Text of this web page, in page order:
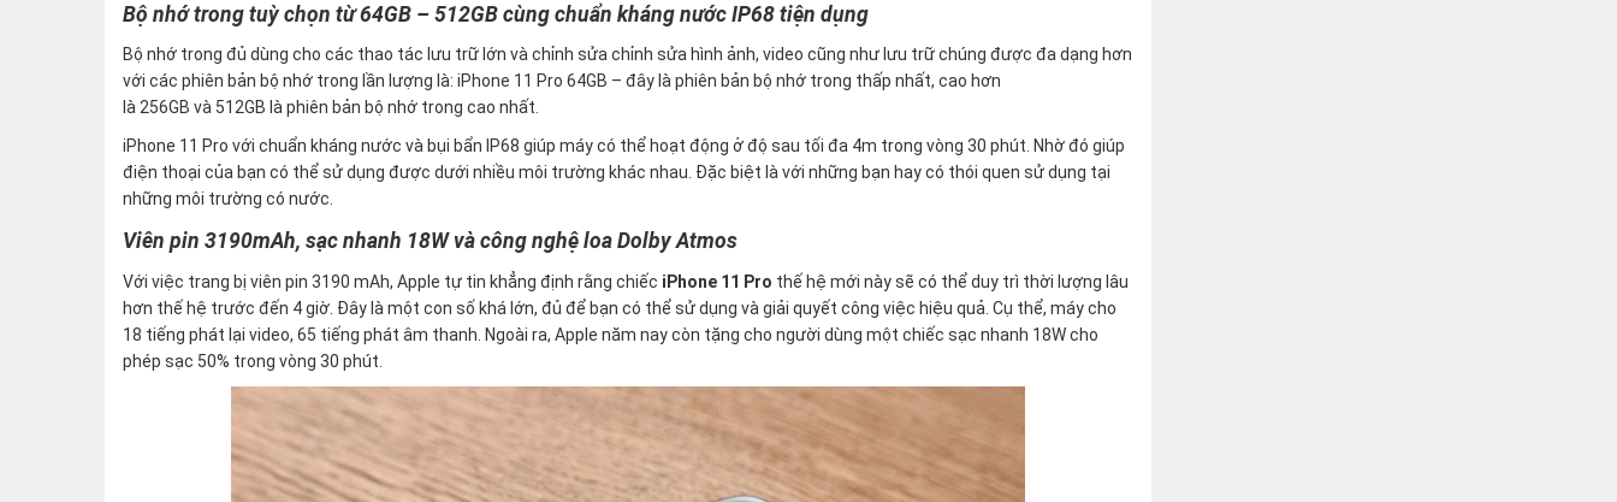
Bộ nhớ trong tuỳ chọn từ 64GB – 512GB cùng chuẩn kháng nước IP68 tiện dụng
Bộ nhớ trong đủ dùng cho các thao tác lưu trữ lớn và chỉnh sửa chỉnh sửa hình ảnh, video cũng như lưu trữ chúng được đa dạng hơn
với các phiên bản bộ nhớ trong lần lượng là: iPhone 11 Pro 64GB – đây là phiên bản bộ nhớ trong thấp nhất, cao hơn
là 256GB và 512GB là phiên bản bộ nhớ trong cao nhất.
iPhone 11 Pro với chuẩn kháng nước và bụi bẩn IP68 giúp máy có thể hoạt động ở độ sau tối đa 4m trong vòng 30 phút. Nhờ đó giúp
điện thoại của bạn có thể sử dụng được dưới nhiều môi trường khác nhau. Đặc biệt là với những bạn hay có thói quen sử dụng tại
những môi trường có nước.
Viên pin 3190mAh, sạc nhanh 18W và công nghệ loa Dolby Atmos
Với việc trang bị viên pin 3190 mAh, Apple tự tin khẳng định rằng chiếc iPhone 11 Pro thế hệ mới này sẽ có thể duy trì thời lượng lâu
hơn thế hệ trước đến 4 giờ. Đây là một con số khá lớn, đủ để bạn có thể sử dụng và giải quyết công việc hiệu quả. Cụ thể, máy cho
18 tiếng phát lại video, 65 tiếng phát âm thanh. Ngoài ra, Apple năm nay còn tặng cho người dùng một chiếc sạc nhanh 18W cho
phép sạc 50% trong vòng 30 phút.